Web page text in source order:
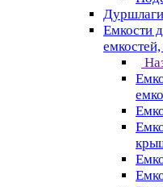
Дуршлаги
Емкости